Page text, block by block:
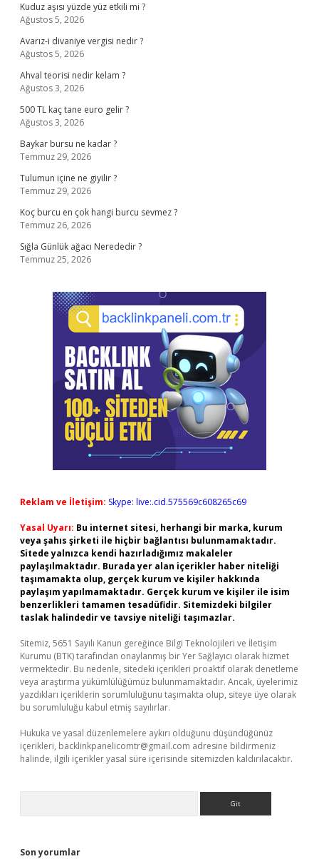
Kuduz aşısı yüzde yüz etkili mi ?
Ağustos 5, 2026
Avarız-i divaniye vergisi nedir ?
Ağustos 5, 2026
Ahval teorisi nedir kelam ?
Ağustos 3, 2026
500 TL kaç tane euro gelir ?
Ağustos 3, 2026
Baykar bursu ne kadar ?
Temmuz 29, 2026
Tulumun içine ne giyilir ?
Temmuz 29, 2026
Koç burcu en çok hangi burcu sevmez ?
Temmuz 26, 2026
Sığla Günlük ağacı Nerededir ?
Temmuz 25, 2026
Reklam ve İletişim: Skype: live:.cid.575569c608265c69
Yasal Uyarı: Bu internet sitesi, herhangi bir marka, kurum
veya şahıs şirketi ile hiçbir bağlantısı bulunmamaktadır.
Sitede yalnızca kendi hazırladığımız makaleler
paylaşılmaktadır. Burada yer alan içerikler haber niteliği
taşımamakta olup, gerçek kurum ve kişiler hakkında
paylaşım yapılmamaktadır. Gerçek kurum ve kişiler ile isim
benzerlikleri tamamen tesadüfidir. Sitemizdeki bilgiler
taslak halindedir ve tavsiye niteliği taşımazlar.
Sitemiz, 5651 Sayılı Kanun gereğince Bilgi Teknolojileri ve İletişim
Kurumu (BTK) tarafından onaylanmış bir Yer Sağlayıcı olarak hizmet
vermektedir. Bu nedenle, sitedeki içerikleri proaktif olarak denetleme
veya araştırma yükümlülüğümüz bulunmamaktadır. Ancak, üyelerimiz
yazdıkları içeriklerin sorumluluğunu taşımakta olup, siteye üye olarak
bu sorumluluğu kabul etmiş sayılırlar.
Hukuka ve yasal düzenlemelere aykırı olduğunu düşündüğünüz
içerikleri, backlinkpanelicomtr@gmail.com adresine bildirmeniz
halinde, ilgili içerikler yasal süre içerisinde sitemizden kaldırılacaktır.
Son yorumlar